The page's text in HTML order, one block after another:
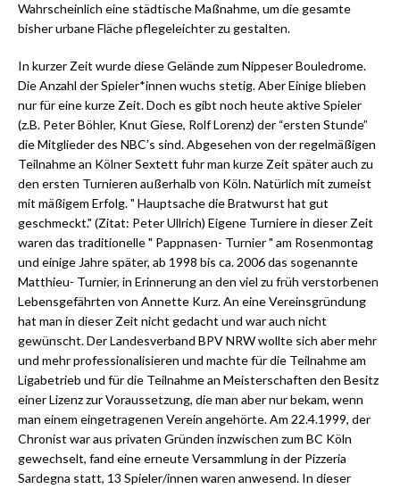
Wahrscheinlich eine städtische Maßnahme, um die gesamte
bisher urbane Fläche pflegeleichter zu gestalten.
In kurzer Zeit wurde diese Gelände zum Nippeser Bouledrome.
Die Anzahl der Spieler*innen wuchs stetig. Aber Einige blieben
nur für eine kurze Zeit. Doch es gibt noch heute aktive Spieler
(z.B. Peter Böhler, Knut Giese, Rolf Lorenz) der “ersten Stunde”
die Mitglieder des NBC’s sind. Abgesehen von der regelmäßigen
Teilnahme an Kölner Sextett fuhr man kurze Zeit später auch zu
den ersten Turnieren außerhalb von Köln. Natürlich mit zumeist
mit mäßigem Erfolg. " Hauptsache die Bratwurst hat gut
geschmeckt." (Zitat: Peter Ullrich) Eigene Turniere in dieser Zeit
waren das traditionelle " Pappnasen- Turnier " am Rosenmontag
und einige Jahre später, ab 1998 bis ca. 2006 das sogenannte
Matthieu- Turnier, in Erinnerung an den viel zu früh verstorbenen
Lebensgefährten von Annette Kurz. An eine Vereinsgründung
hat man in dieser Zeit nicht gedacht und war auch nicht
gewünscht. Der Landesverband BPV NRW wollte sich aber mehr
und mehr professionalisieren und machte für die Teilnahme am
Ligabetrieb und für die Teilnahme an Meisterschaften den Besitz
einer Lizenz zur Voraussetzung, die man aber nur bekam, wenn
man einem eingetragenen Verein angehörte. Am 22.4.1999, der
Chronist war aus privaten Gründen inzwischen zum BC Köln
gewechselt, fand eine erneute Versammlung in der Pizzeria
Sardegna statt, 13 Spieler/innen waren anwesend. In dieser